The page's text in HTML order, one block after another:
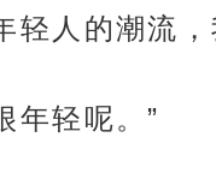
轻人的潮流
年轻呢。”